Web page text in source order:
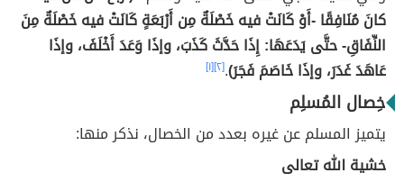
كانَ مُنَافِقًا -أَوْ كَانَتْ فيه خَصْلَةٌ مِن أَرْبَعَةٍ كَانَتْ فيه خَصْلَةٌ مِنَ
النِّفَاقِ- حتَّى يَدَعَهَا: إِذَا حَدَّثَ كَذَبَ، وإذَا وَعَدَ أَخْلَفَ، وإذَا
عَاهَدَ غَدَرَ، وإذَا خَاصَمَ فَجَرَ).[٢] [١]
خِصال المُسلِم
يتميز المسلم عن غيره بعدد من الخصال، نذكر منها:
خشية الله تعالى